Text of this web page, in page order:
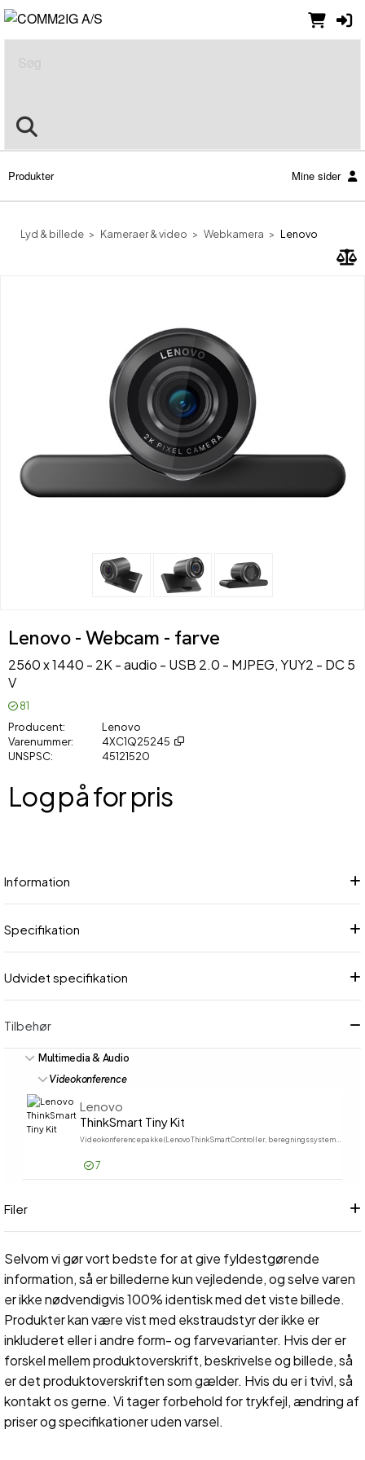
Produkter Mine sider
Lyd & billede Kameraer & video Webkamera Lenovo
Lenovo - Webcam - farve
2560 x 1440 - 2K - audio - USB 2.0 - MJPEG, YUY2 - DC 5
V
81
Producent
Lenovo
Varenummer
4XC1Q25245
UNSPSC
45121520
Log på for pris
Information
Specifikation
Udvidet specifikation
Tilbehør
Multimedia & Audio
Videokonference
Lenovo
ThinkSmart Tiny Kit
Videokonferencepakke (Lenovo ThinkSmart Controller, beregningssystem) - med 1 Year Lenovo Premier Support - ravnsort
7
Filer
Selvom vi gør vort bedste for at give fyldestgørende
information, så er billederne kun vejledende, og selve varen
er ikke nødvendigvis 100% identisk med det viste billede.
Produkter kan være vist med ekstraudstyr der ikke er
inkluderet eller i andre form- og farvevarianter. Hvis der er
forskel mellem produktoverskrift, beskrivelse og billede, så
er det produktoverskriften som gælder. Hvis du er i tvivl, så
kontakt os gerne. Vi tager forbehold for trykfejl, ændring af
priser og specifikationer uden varsel.